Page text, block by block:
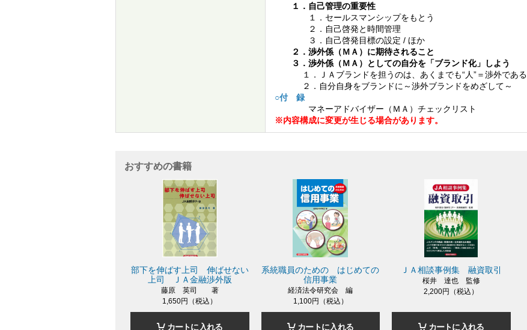
１．自己管理の重要性
１．セールスマンシップをもとう
２．自己啓発と時間管理
３．自己啓発目標の設定 / ほか
２．渉外係（ＭＡ）に期待されること
３．渉外係（ＭＡ）としての自分を「ブランド化」しよう
１．ＪＡブランドを担うのは、あくまでも“人”＝渉外である
２．自分自身をブランドに～渉外ブランドをめざして～
○付 録
マネーアドバイザー（ＭＡ）チェックリスト
※内容構成に変更が生じる場合があります。
おすすめの書籍
部下を伸ばす上司 伸ばせない
上司 ＪＡ金融渉外版
藤原 英司 著
1,650円（税込）
カートに入れる
系統職員のための はじめての
信用事業
経済法令研究会 編
1,100円（税込）
カートに入れる
ＪＡ相談事例集 融資取引
桜井 達也 監修
2,200円（税込）
カートに入れる